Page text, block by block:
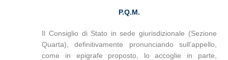
P.Q.M.
Il Consiglio di Stato in sede giurisdizionale (Sezione
Quarta), definitivamente pronunciando sull’appello,
come in epigrafe proposto, lo accoglie in parte,